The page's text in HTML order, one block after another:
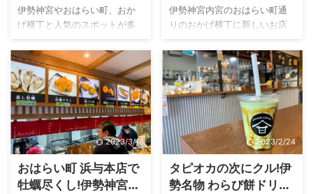
を食べに「焼き鳥にか
わ」へ出かけよう
伊勢神宮やおはらい町、おか
げ横丁と人気のスポットが多
い三重県伊勢市。僕はそんな
伊勢市で育ち、今も暮らして
いるのですが、まだまだ知ら
ない昔ながらのお店や続々と
できる新しいお店がたくさん
あります。 身近な地元にも食
というテーマで、驚きの逸品
に突如出会う喜びは、食べる
ことが好きな人の共通認識で
すよね。 つい最近も前々から
名前は知っていたものの、入
える「牡蠣と寿司の店
横丁いかだ荘」OPEN!
伊勢神宮内宮のおはらい町通
りのおかげ横丁に新しいお店
がOPENするらしい。しかも、
そのお店では・・１年中生牡
蠣が食べられるそう。 そんな
気になる噂を聞きつけまし
た。牡蠣をこよなく愛する僕
としては、もういても立って
もいられません。 お店の名前
は「牡蠣と寿司の店 横丁 いか
だ荘」さん。オープン初日(令
和2年3月26日)にさっそく、伊
勢の自宅から車を走らせてお
2023/3/18
おはらい町 浜与本店で
牡蠣尽くし!伊勢神宮内
2023/2/24
タピオカの次にクル!伊
勢名物 わらび餅ドリン